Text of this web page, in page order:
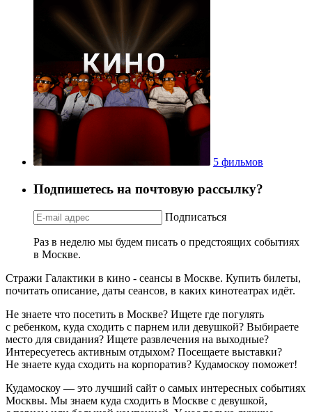
5 фильмов
Подпишетесь на почтовую рассылку?
Подписаться
Раз в неделю мы будем писать о предстоящих событиях
в Москве.
Стражи Галактики в кино - сеансы в Москве. Купить билеты,
почитать описание, даты сеансов, в каких кинотеатрах идёт.
Не знаете что посетить в Москве? Ищете где погулять
с ребенком, куда сходить с парнем или девушкой? Выбираете
место для свидания? Ищете развлечения на выходные?
Интересуетесь активным отдыхом? Посещаете выставки?
Не знаете куда сходить на корпоратив? Кудамоскоу поможет!
Кудамоскоу — это лучший сайт о самых интересных событиях
Москвы. Мы знаем куда сходить в Москве с девушкой,